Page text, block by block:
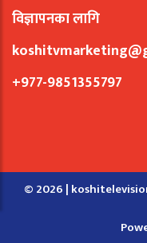
विज्ञापनका लागि
+977-9851355797
© 2026 |